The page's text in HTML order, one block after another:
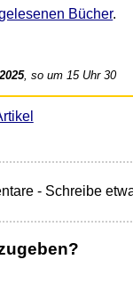
Bücher.
, so um 15 Uhr 30
- Schreibe